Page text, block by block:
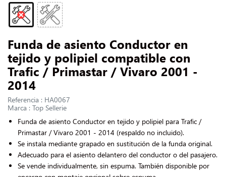
Funda de asiento Conductor en
tejido y polipiel compatible con
Trafic / Primastar / Vivaro 2001 -
2014
Referencia : HA0067
Marca : Top Sellerie
Funda de asiento Conductor en tejido y polipiel para Trafic /
Primastar / Vivaro 2001 - 2014 (respaldo no incluido).
Se instala mediante grapado en sustitución de la funda original.
Adecuado para el asiento delantero del conductor o del pasajero.
Se vende individualmente, sin espuma. También disponible por